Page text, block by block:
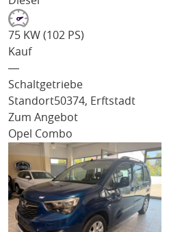
75 KW (102 PS)
Kauf
―
Schaltgetriebe
Standort50374, Erftstadt
Zum Angebot
Opel Combo